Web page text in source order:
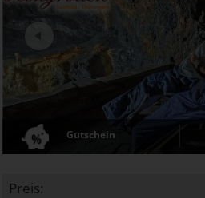
Gutschein
Preis: